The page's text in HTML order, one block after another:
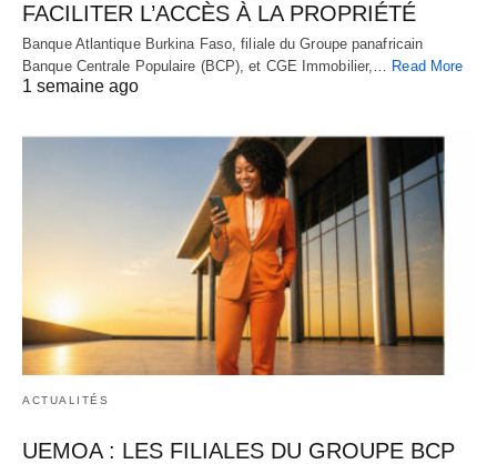
FACILITER L’ACCÈS À LA PROPRIÉTÉ
Banque Atlantique Burkina Faso, filiale du Groupe panafricain
Banque Centrale Populaire (BCP), et CGE Immobilier,… Read More
1 semaine ago
ACTUALITÉS
UEMOA : LES FILIALES DU GROUPE BCP